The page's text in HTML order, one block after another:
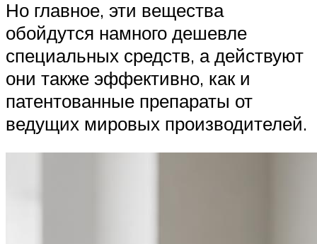
Но главное, эти вещества
обойдутся намного дешевле
специальных средств, а действуют
они также эффективно, как и
патентованные препараты от
ведущих мировых производителей.